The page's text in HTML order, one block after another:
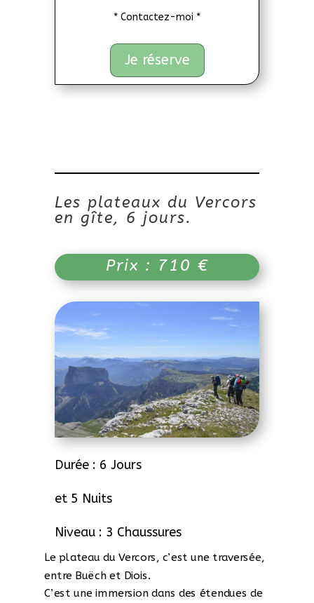
* Contactez-moi *
Je réserve
Les plateaux du Vercors
en gîte, 6 jours.
Prix : 710 €
Durée : 6 Jours
et 5 Nuits
Niveau : 3 Chaussures
Le plateau du Vercors, c’est une traversée,
entre Buëch et Diois.
C’est une immersion dans des étendues de